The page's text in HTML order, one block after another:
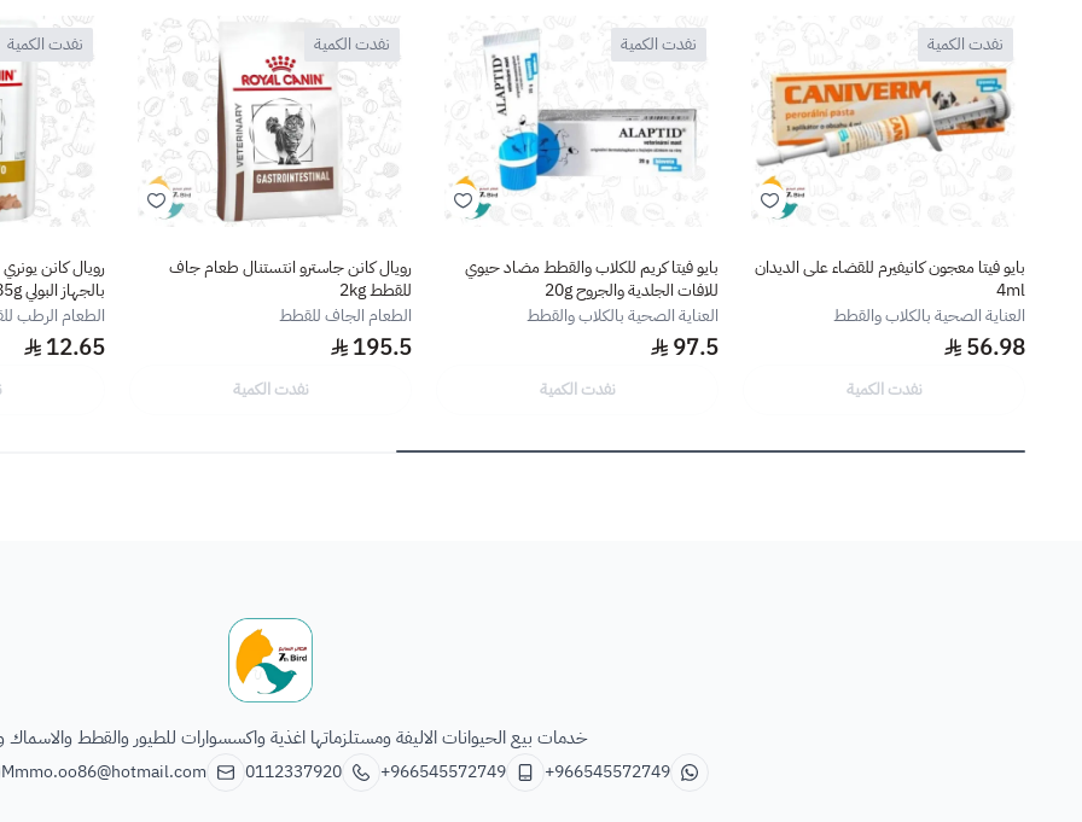
نفدت الكمية
بايو فيتا معجون كانيفيرم للقضاء على الديدان
4ml
العناية الصحية بالكلاب والقطط
56.98
نفدت الكمية
نفدت الكمية
بايو فيتا كريم للكلاب والقطط مضاد حيوي
للافات الجلدية والجروح 20g
العناية الصحية بالكلاب والقطط
97.5
نفدت الكمية
نفدت الكمية
رويال كانن جاسترو انتستنال طعام جاف
للقطط 2kg
الطعام الجاف للقطط
195.5
نفدت الكمية
نفدت الكمية
رويال كانن
بالجهاز البولي 85g
الطعام الرطب
12.65
خدمات بيع الحيوانات الاليفة ومستلزماتها اغذية واكسسوارات للطيور والقطط والاسماك
+966545572749
+966545572749
0112337920
Mmmo.oo86@hotmail.com